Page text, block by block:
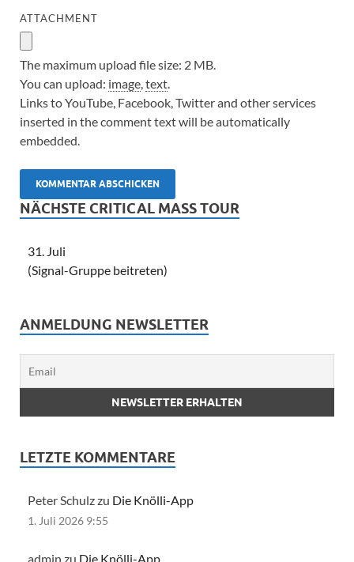
ATTACHMENT
The maximum upload file size: 2 MB.
You can upload: image text
Links to YouTube, Facebook, Twitter and other services
inserted in the comment text will be automatically
embedded.
NÄCHSTE CRITICAL MASS TOUR
31. Juli
(Signal-Gruppe beitreten)
ANMELDUNG NEWSLETTER
LETZTE KOMMENTARE
Peter Schulz zu Die Knölli-App
1. Juli 2026 9:55
admin zu Die Knölli-App